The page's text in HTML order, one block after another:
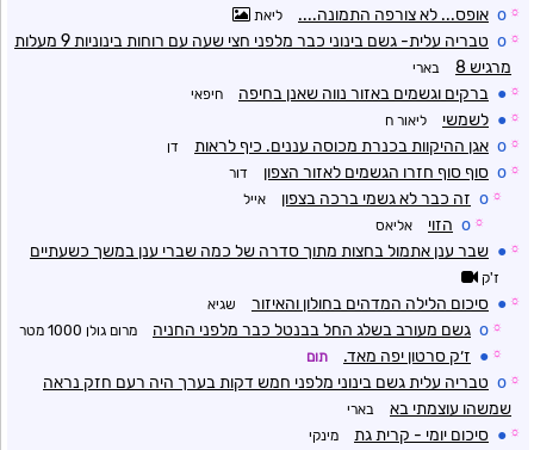
☼
o אופס... לא צורפה התמונה.... ליאת
☼
o
טבריה עלית- גשם בינוני כבר מלפני חצי שעה עם רוחות בינוניות 9 מעלות
מרגיש 8
בארי
☼
● ברקים וגשמים באזור נווה שאנן בחיפה חיפאי
☼
● לשמשי ליאור ח
☼
o אגן ההיקוות בכנרת מכוסה עננים. כיף לראות דן
☼
o סוף סוף חזרו הגשמים לאזור הצפון דור
☼
o זה כבר לא גשמי ברכה בצפון אייל
☼
o הזוי אליאס
☼
● שבר ענן אתמול בחצות מתוך סדרה של כמה שברי ענן במשך כשעתיים
ז'ק
☼
● סיכום הלילה המדהים בחולון והאיזור שגיא
☼
o גשם מעורב בשלג החל בבנטל כבר מלפני החניה מרום גולן 1000 מטר
☼
● ז׳ק סרטון יפה מאד. תום
☼
o טבריה עלית גשם בינוני מלפני חמש דקות בערך היה רעם חזק נראה
שמשהו עוצמתי בא
בארי
☼
● סיכום יומי - קרית גת מינקי